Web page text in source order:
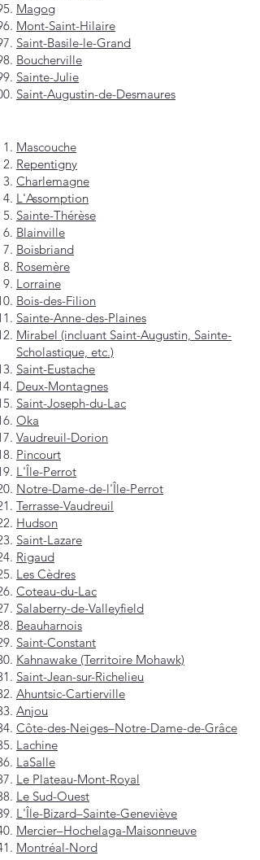
Magog
Mont-Saint-Hilaire
Saint-Basile-le-Grand
Boucherville
Sainte-Julie
Saint-Augustin-de-Desmaures
Mascouche
Repentigny
Charlemagne
L'Assomption
Sainte-Thérèse
Blainville
Boisbriand
Rosemère
Lorraine
Bois-des-Filion
Sainte-Anne-des-Plaines
Mirabel (incluant Saint-Augustin, Sainte-
Scholastique, etc.)
Saint-Eustache
Deux-Montagnes
Saint-Joseph-du-Lac
Oka
Vaudreuil-Dorion
Pincourt
L'Île-Perrot
Notre-Dame-de-l'Île-Perrot
Terrasse-Vaudreuil
Hudson
Saint-Lazare
Rigaud
Les Cèdres
Coteau-du-Lac
Salaberry-de-Valleyfield
Beauharnois
Saint-Constant
Kahnawake (Territoire Mohawk)
Saint-Jean-sur-Richelieu
Ahuntsic-Cartierville
Anjou
Côte-des-Neiges–Notre-Dame-de-Grâce
Lachine
LaSalle
Le Plateau-Mont-Royal
Le Sud-Ouest
L'Île-Bizard–Sainte-Geneviève
Mercier–Hochelaga-Maisonneuve
Montréal-Nord